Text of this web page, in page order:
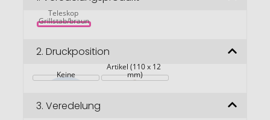
Teleskop
Grillstab/braun
2. Druckposition
Keine
Artikel (110 x 12
mm)
3. Veredelung